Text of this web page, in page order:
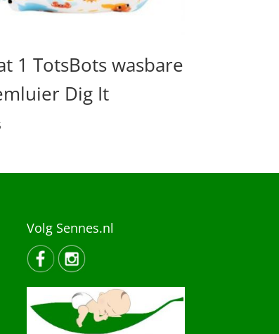
1 TotsBots wasbare
Dig It
Volg Sennes.nl